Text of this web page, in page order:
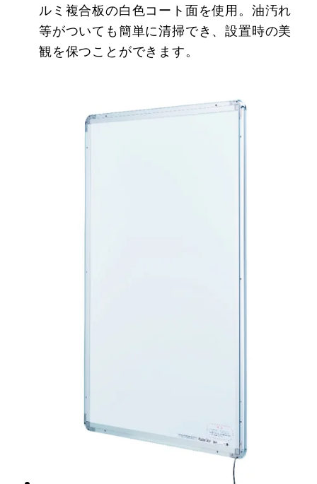
ルミ複合板の白色コート面を使用。油汚れ
等がついても簡単に清掃でき、設置時の美
観を保つことができます。